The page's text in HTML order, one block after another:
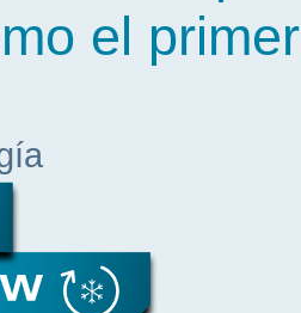
el primer